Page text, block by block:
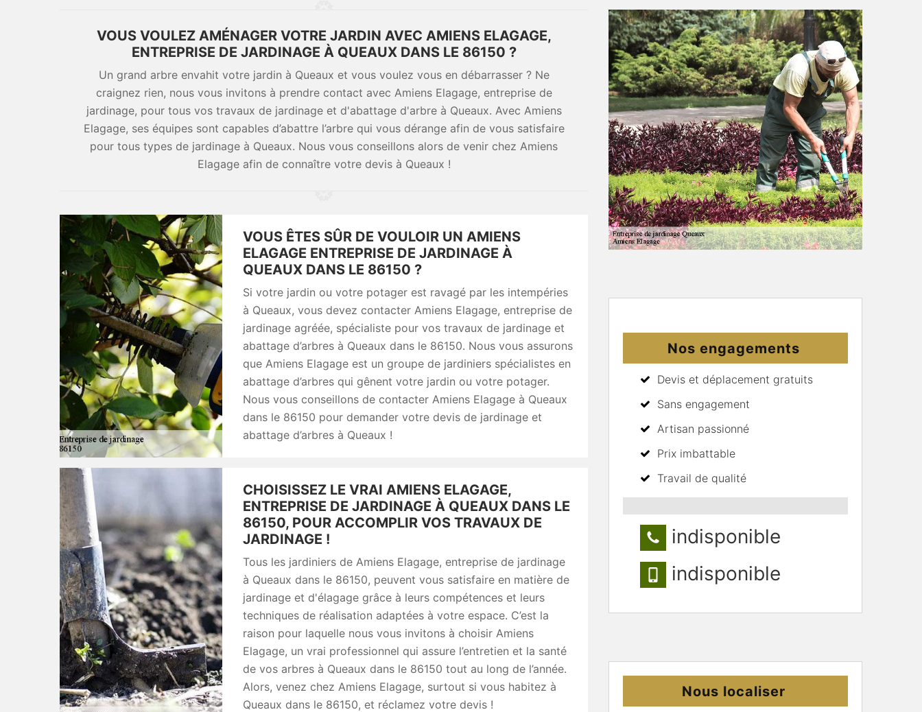
VOUS VOULEZ AMÉNAGER VOTRE JARDIN AVEC AMIENS ELAGAGE,
ENTREPRISE DE JARDINAGE À QUEAUX DANS LE 86150 ?
Un grand arbre envahit votre jardin à Queaux et vous voulez vous en débarrasser ? Ne
craignez rien, nous vous invitons à prendre contact avec Amiens Elagage, entreprise de
jardinage, pour tous vos travaux de jardinage et d'abattage d'arbre à Queaux. Avec Amiens
Elagage, ses équipes sont capables d’abattre l’arbre qui vous dérange afin de vous satisfaire
pour tous types de jardinage à Queaux. Nous vous conseillons alors de venir chez Amiens
Elagage afin de connaître votre devis à Queaux !
VOUS ÊTES SÛR DE VOULOIR UN AMIENS
ELAGAGE ENTREPRISE DE JARDINAGE À
QUEAUX DANS LE 86150 ?
Si votre jardin ou votre potager est ravagé par les intempéries
à Queaux, vous devez contacter Amiens Elagage, entreprise de
jardinage agréée, spécialiste pour vos travaux de jardinage et
abattage d’arbres à Queaux dans le 86150. Nous vous assurons
que Amiens Elagage est un groupe de jardiniers spécialistes en
abattage d’arbres qui gênent votre jardin ou votre potager.
Nous vous conseillons de contacter Amiens Elagage à Queaux
dans le 86150 pour demander votre devis de jardinage et
abattage d’arbres à Queaux !
CHOISISSEZ LE VRAI AMIENS ELAGAGE,
ENTREPRISE DE JARDINAGE À QUEAUX DANS LE
86150, POUR ACCOMPLIR VOS TRAVAUX DE
JARDINAGE !
Tous les jardiniers de Amiens Elagage, entreprise de jardinage
à Queaux dans le 86150, peuvent vous satisfaire en matière de
jardinage et d'élagage grâce à leurs compétences et leurs
techniques de réalisation adaptées à votre espace. C’est la
raison pour laquelle nous vous invitons à choisir Amiens
Elagage, un vrai professionnel qui assure l’entretien et la santé
de vos arbres à Queaux dans le 86150 tout au long de l’année.
Alors, venez chez Amiens Elagage, surtout si vous habitez à
Queaux dans le 86150, et réclamez votre devis !
Nos engagements
Devis et déplacement gratuits
Sans engagement
Artisan passionné
Prix imbattable
Travail de qualité
indisponible
indisponible
Nous localiser